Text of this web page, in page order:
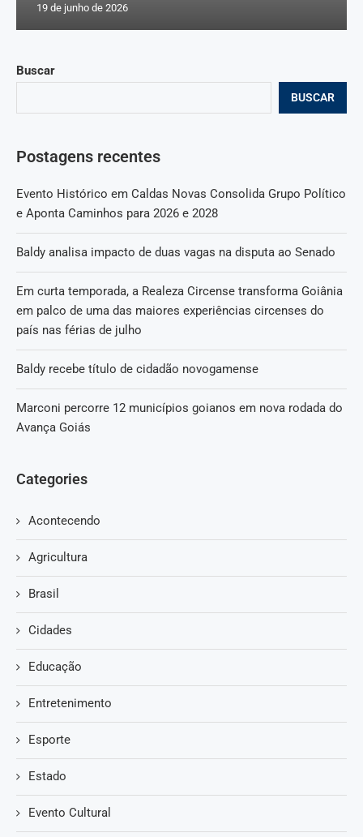
Buscar
BUSCAR
Postagens recentes
Evento Histórico em Caldas Novas Consolida Grupo Político
e Aponta Caminhos para 2026 e 2028
Baldy analisa impacto de duas vagas na disputa ao Senado
Em curta temporada, a Realeza Circense transforma Goiânia
em palco de uma das maiores experiências circenses do
país nas férias de julho
Baldy recebe título de cidadão novogamense
Marconi percorre 12 municípios goianos em nova rodada do
Avança Goiás
Categories
Acontecendo
Agricultura
Brasil
Cidades
Educação
Entretenimento
Esporte
Estado
Evento Cultural
19 de junho de 2026